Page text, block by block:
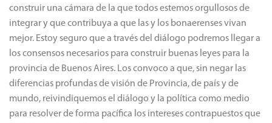
construir una cámara de la que todos estemos orgullosos de
integrar y que contribuya a que las y los bonaerenses vivan
mejor. Estoy seguro que a través del diálogo podremos llegar a
los consensos necesarios para construir buenas leyes para la
provincia de Buenos Aires. Los convoco a que, sin negar las
diferencias profundas de visión de Provincia, de país y de
mundo, reivindiquemos el diálogo y la política como medio
para resolver de forma pacífica los intereses contrapuestos que